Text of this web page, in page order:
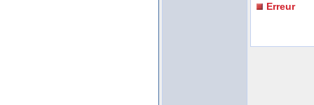
Erreur